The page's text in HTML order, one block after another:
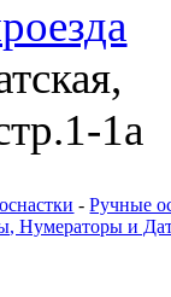
1а
-Ручные
Нумераторы и